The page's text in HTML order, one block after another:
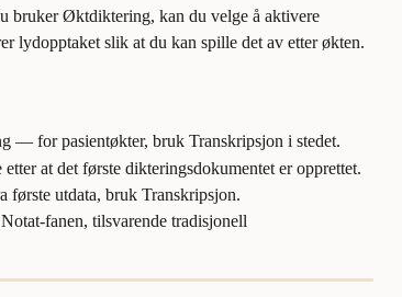
bruker Øktdiktering, kan du velge å aktivere
lydopptaket slik at du kan spille det av etter økten.
— for pasientøkter, bruk Transkripsjon i stedet.
at det første dikteringsdokumentet er opprettet.
første utdata, bruk Transkripsjon.
fanen, tilsvarende tradisjonell